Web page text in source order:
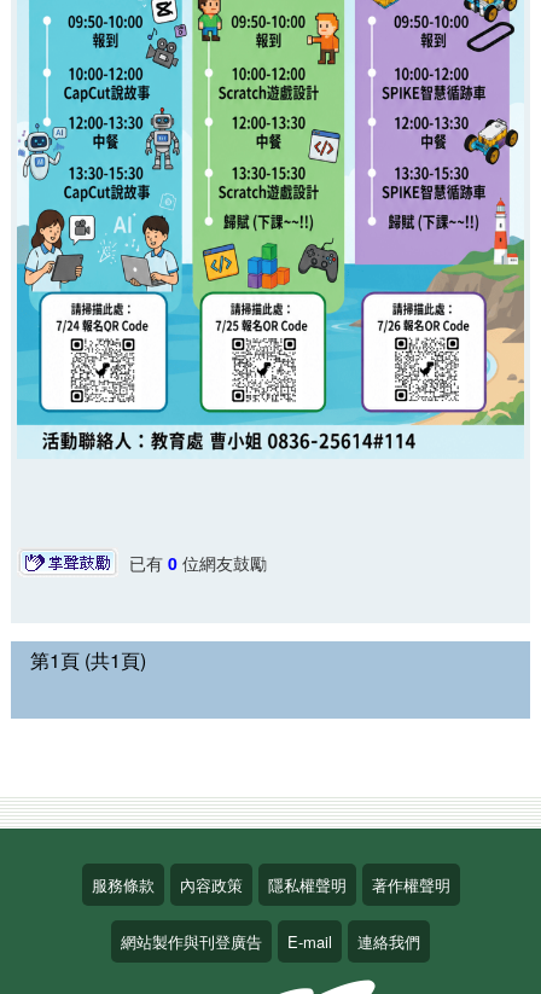
已有 0位網友鼓勵
第1頁 (共1頁)
服務條款 內容政策 隱私權聲明 著作權聲明
網站製作與刊登廣告 E-mail 連絡我們